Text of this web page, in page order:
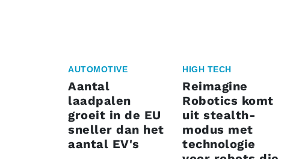
AUTOMOTIVE
Aantal
laadpalen
groeit in de EU
sneller dan het
aantal EV's
HIGH TECH
Reimagine
Robotics komt
uit stealth-
modus met
technologie